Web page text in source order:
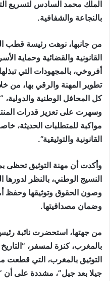
الملك محمد السادس لتسريع
بالنجاعة والشفافية.
من جانبها، نوهت رئيسة قطب
القانونية والقضائية وحماية
أفروخي، بالمجهودات التي
تطوير المهنة والرقي بها، من
كل المحافل الوطنية
وسهرت على تعزيز قدرات
مواكبة للمتطلبات الحديثة،
القانونية والتوثيقية”.
وأكدت أن مهنة التوثيق تحظى
النسيج الوطني، بالنظر لدورها
وصون الحقوق وتوثيقها وحفظ
وضمان مصداقيتها.
من جهتها، استحضرت نائبة
بالمغرب، كنزة لمسفر،
التوثيق بالمغرب، التي قطعت
جيلا بعد جيل”، مشددة على أن